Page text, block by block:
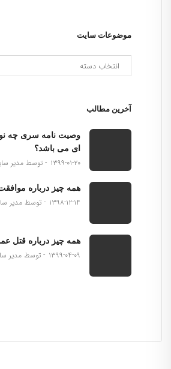
موضوعات سایت
آخرین مطالب
وصیت نامه سری چه
ای می باشد؟
۱۳۹۹-۰۱-۲۰ توسط مدیر
همه چیز درباره
۱۳۹۸-۱۲-۱۴ توسط مدیر
همه چیز درباره قتل
۱۳۹۹-۰۴-۰۹ توسط مدیر